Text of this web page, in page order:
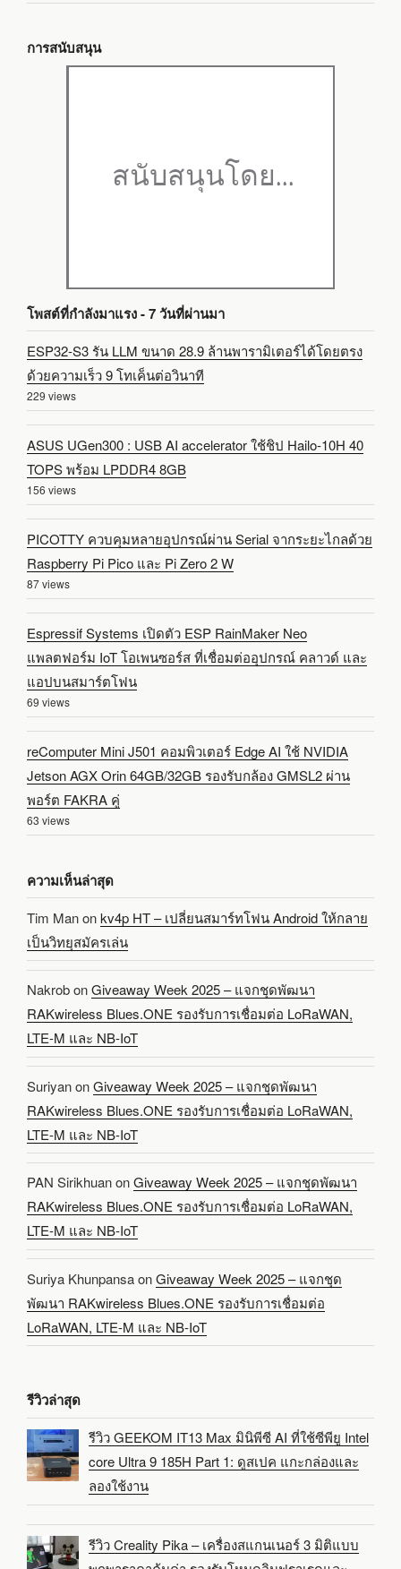
การสนับสนุน
โพสต์ที่กำลังมาแรง - 7 วันที่ผ่านมา
ESP32-S3 รัน LLM ขนาด 28.9 ล้านพารามิเตอร์ได้โดยตรง
ด้วยความเร็ว 9 โทเค็นต่อวินาที
229 views
ASUS UGen300 : USB AI accelerator ใช้ชิป Hailo-10H 40
TOPS พร้อม LPDDR4 8GB
156 views
PICOTTY ควบคุมหลายอุปกรณ์ผ่าน Serial จากระยะไกลด้วย
Raspberry Pi Pico และ Pi Zero 2 W
87 views
Espressif Systems เปิดตัว ESP RainMaker Neo
แพลตฟอร์ม IoT โอเพนซอร์ส ที่เชื่อมต่ออุปกรณ์ คลาวด์ และ
แอปบนสมาร์ตโฟน
69 views
reComputer Mini J501 คอมพิวเตอร์ Edge AI ใช้ NVIDIA
Jetson AGX Orin 64GB/32GB รองรับกล้อง GMSL2 ผ่าน
พอร์ต FAKRA คู่
63 views
ความเห็นล่าสุด
Tim Manonkv4p HT – เปลี่ยนสมาร์ทโฟน Android ให้กลาย
เป็นวิทยุสมัครเล่น
NakrobonGiveaway Week 2025 – แจกชุดพัฒนา
RAKwireless Blues.ONE รองรับการเชื่อมต่อ LoRaWAN,
LTE-M และ NB-IoT
SuriyanonGiveaway Week 2025 – แจกชุดพัฒนา
RAKwireless Blues.ONE รองรับการเชื่อมต่อ LoRaWAN,
LTE-M และ NB-IoT
PAN SirikhuanonGiveaway Week 2025 – แจกชุดพัฒนา
RAKwireless Blues.ONE รองรับการเชื่อมต่อ LoRaWAN,
LTE-M และ NB-IoT
Suriya KhunpansaonGiveaway Week 2025 – แจกชุด
พัฒนา RAKwireless Blues.ONE รองรับการเชื่อมต่อ
LoRaWAN, LTE-M และ NB-IoT
รีวิวล่าสุด
รีวิว GEEKOM IT13 Max มินิพีซี AI ที่ใช้ซีพียู Intel
core Ultra 9 185H Part 1: ดูสเปค แกะกล่องและ
ลองใช้งาน
รีวิว Creality Pika – เครื่องสแกนเนอร์ 3 มิติแบบ